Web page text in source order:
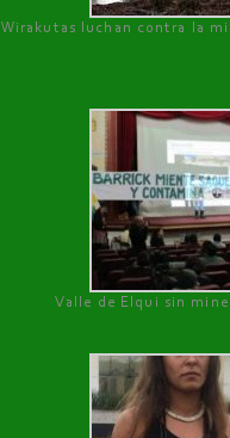
Wirakutas luchan contra la
Valle de Elqui sin